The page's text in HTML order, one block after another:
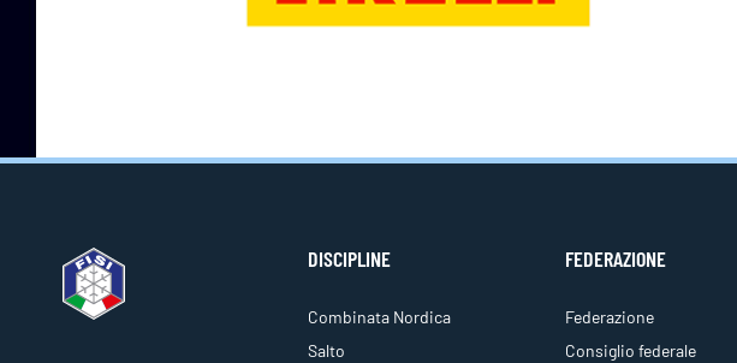
DISCIPLINE
Combinata Nordica
Salto
FEDERAZIONE
Federazione
Consiglio federale